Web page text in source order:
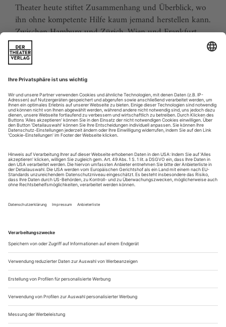
Theater heute stiftet Zusammenhang und Überblick, wo
ihn ohne kompetente Hilfe kaum jemand herstellen kann.
Zwischen Hamburg und Zürich, Wien und Frankfurt,
Jena und Aachen gibt es wie nirgends auf der Welt eine
dichte, vielfältige und produktive Theaterszene. Mit
Theater heute sind Sie jederzeit über die wichtigsten
Ereignisse informiert. Theater heute erscheint 12-mal im
Jahr mit einem Doppelheft im Juli und dem Jahrbuch im
August.
Sie erhalten Zugang zum Online-Archiv von Theater
heute und können sowohl das aktuelle ePaper als auch
das ePaper-Archiv über Ihren Account auf www.der-
theaterverlag.de einsehen. Zugang zur App auf Anfrage.
Das Abonnement hat eine Laufzeit von einem Monat und
verlängert sich jeweils um einen weiteren Monat, sofern
es nicht vom Kunden auf der Seite „Mein Konto/Meine
Bestellungen“ auf www.der-theaterverlag.de gekündigt
in Kraft.
Aus steuerlichen Gründen abweichende Preise für Käufe
außerhalb Deutschlands (Endpreis vor Auslösen der Bestellung
ersichtlich)